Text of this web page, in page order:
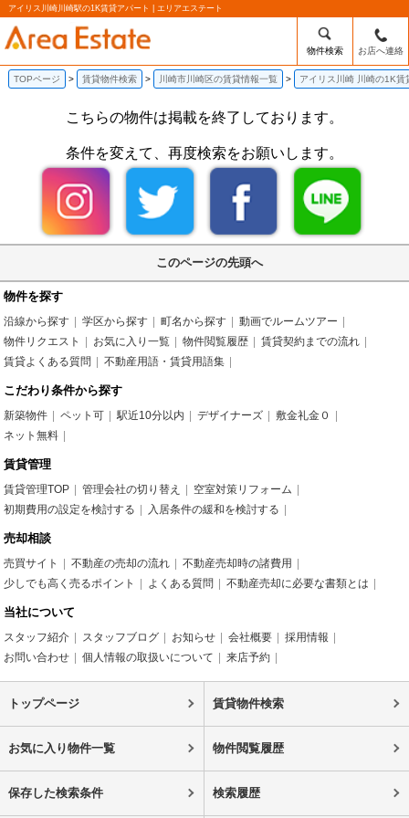
アイリス川崎川崎駅の1K賃貸アパート | エリアエステート
物件検索 お店へ連絡
TOPページ 賃貸物件検索 川崎市川崎区の賃貸情報一覧 アイリス川崎 川崎の1K賃
こちらの物件は掲載を終了しております。
条件を変えて、再度検索をお願いします。
このページの先頭へ
物件を探す
沿線から探す 学区から探す 町名から探す
動画でルームツアー
物件リクエスト
お気に入り一覧 物件閲覧履歴
賃貸契約までの流れ
賃貸よくある質問
不動産用語・賃貸用語集
こだわり条件から探す
新築物件 ペット可 駅近10分以内 デザイナーズ
敷金礼金０
ネット無料
賃貸管理
賃貸管理TOP 管理会社の切り替え
空室対策リフォーム
初期費用の設定を検討する
入居条件の緩和を検討する
売却相談
売買サイト 不動産の売却の流れ
不動産売却時の諸費用
少しでも高く売るポイント
よくある質問 不動産売却に必要な書類とは
当社について
スタッフ紹介 スタッフブログ お知らせ 会社概要
採用情報
お問い合わせ
個人情報の取扱いについて 来店予約
トップページ 賃貸物件検索
お気に入り物件一覧 物件閲覧履歴
保存した検索条件 検索履歴